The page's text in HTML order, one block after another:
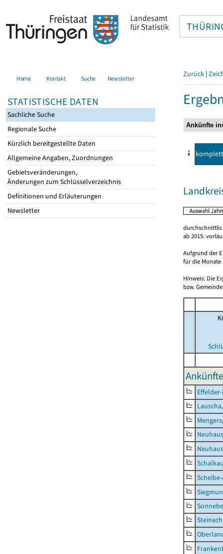
Home Kontakt Suche Newsletter
STATISTISCHE DATEN
Sachliche Suche
Regionale Suche
Kürzlich bereitgestellte Daten
Allgemeine Angaben, Zuordnungen
Gebietsveränderungen,
Änderungen zum Schlüsselverzeichnis
Definitionen und Erläuterungen
Newsletter
Zurück |
komplett
ab 2015:
Aufgrund der
für die Monate
Hinweis: Die
bzw.